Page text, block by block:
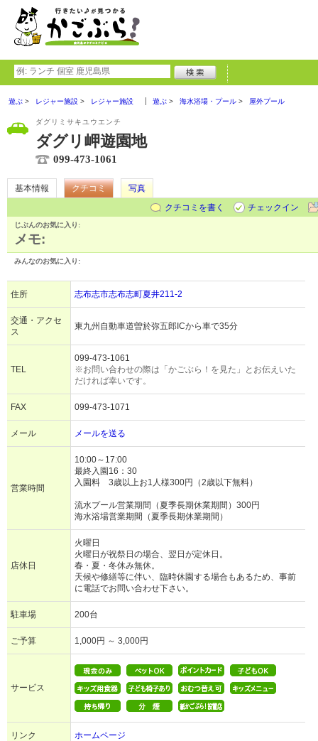
遊ぶ レジャー施設 レジャー施設 遊ぶ 海水浴場・プール 屋外プール
ダグリミサキユウエンチ
ダグリ岬遊園地
099-473-1061
基本情報 クチコミ
写真
クチコミを書く
チェックイン
じぶんのお気に入り:
メモ:
みんなのお気に入り:
住所 志布志市志布志町夏井211-2
交通・アクセ
ス
東九州自動車道曽於弥五郎ICから車で35分
TEL
099-473-1061
※お問い合わせの際は「かごぶら！を見た」とお伝えいた
だければ幸いです。
FAX 099-473-1071
メール メールを送る
営業時間
10:00～17:00
最終入園16：30
入園料 3歳以上お1人様300円（2歳以下無料）
流水プール営業期間（夏季長期休業期間）300円
海水浴場営業期間（夏季長期休業期間）
店休日
火曜日
火曜日が祝祭日の場合、翌日が定休日。
春・夏・冬休み無休。
天候や修繕等に伴い、臨時休園する場合もあるため、事前
に電話でお問い合わせ下さい。
駐車場 200台
ご予算 1,000円 ～ 3,000円
サービス
リンク ホームページ